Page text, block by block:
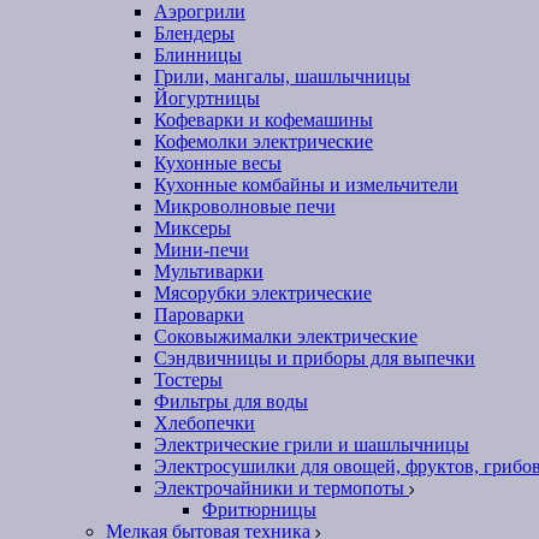
Аэрогрили
Блендеры
Блинницы
Грили, мангалы, шашлычницы
Йогуртницы
Кофеварки и кофемашины
Кофемолки электрические
Кухонные весы
Кухонные комбайны и измельчители
Микроволновые печи
Миксеры
Мини-печи
Мультиварки
Мясорубки электрические
Пароварки
Соковыжималки электрические
Сэндвичницы и приборы для выпечки
Тостеры
Фильтры для воды
Хлебопечки
Электрические грили и шашлычницы
Электросушилки для овощей, фруктов,
Электрочайники и термопоты
Фритюрницы
Мелкая бытовая техника